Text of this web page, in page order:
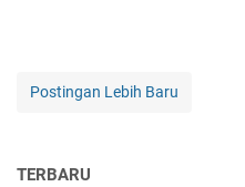
Postingan Lebih Baru
TERBARU